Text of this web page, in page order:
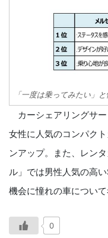
「一度は乗ってみたい」
カーシェアリングサー
女性に人気のコンパク
ンアップ。また、レン
ル」では男性人気の高
機会に憧れの車につい
0